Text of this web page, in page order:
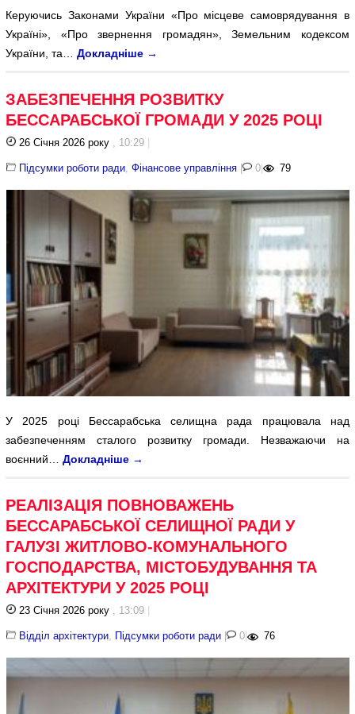
Керуючись Законами України «Про місцеве самоврядування в
Україні», «Про звернення громадян», Земельним кодексом
України, та…Докладніше →
ЗАБЕЗПЕЧЕННЯ РОЗВИТКУ
БЕССАРАБСЬКОЇ ГРОМАДИ У 2025 РОЦІ
26 Січня 2026 року , 10:29
Підсумки роботи ради ,Фінансове управління | 0 | 79
У 2025 році Бессарабська селищна рада працювала над
забезпеченням сталого розвитку громади. Незважаючи на
воєнний…Докладніше →
РЕАЛІЗАЦІЯ ПОВНОВАЖЕНЬ
БЕССАРАБСЬКОЇ СЕЛИЩНОЇ РАДИ У
ГАЛУЗІ ЖИТЛОВО-КОМУНАЛЬНОГО
ГОСПОДАРСТВА, МІСТОБУДУВАННЯ ТА
АРХІТЕКТУРИ У 2025 РОЦІ
23 Січня 2026 року , 13:09
Відділ архітектури, Підсумки роботи ради | 0 | 76